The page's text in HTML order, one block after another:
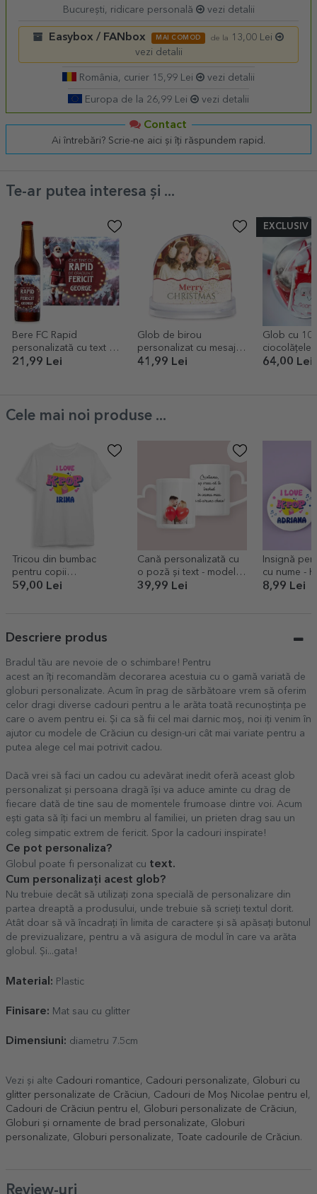
București, ridicare personală vezi detalii
Easybox / FANbox MAI COMOD de la
13,00 Lei
vezi detalii
România, curier 15,99 Lei vezi detalii
Europa de la 26,99 Lei vezi detalii
Contact
Ai întrebări? Scrie-ne aici și îți răspundem rapid.
Te-ar putea interesa și ...
Bere FC Rapid
personalizată cu text -
Bucuria Crăciunului
21,99 Lei
Glob de birou
personalizat cu mesaj și
2 poze - Crăciun Fericit!
41,99 Lei
EXCLUSIV
Glob cu 10
ciocolățele
64,00 Lei
Cele mai noi produse ...
Tricou din bumbac
pentru copii
personalizat cu text -
59,00 Lei
Cană personalizată cu
o poză și text - model
toartă în formă de inimă
39,99 Lei
Insignă
cu nume -
8,99 Lei
Descriere produs
Bradul tău are nevoie de o schimbare! Pentru
acest an îți recomandăm decorarea acestuia cu o gamă variată de
globuri personalizate. Acum în prag de sărbătoare vrem să oferim
celor dragi diverse cadouri pentru a le arăta toată recunoștința pe
care o avem pentru ei. Și ca să fii cel mai darnic moș, noi iți venim în
ajutor cu modele de Crăciun cu design-uri cât mai variate pentru a
putea alege cel mai potrivit cadou.
Dacă vrei să faci un cadou cu adevărat inedit oferă aceast glob
personalizat și persoana dragă își va aduce aminte cu drag de
fiecare dată de tine sau de momentele frumoase dintre voi. Acum
ești gata să îți faci un membru al familiei, un prieten drag sau un
coleg simpatic extrem de fericit. Spor la cadouri inspirate!
Ce pot personaliza?
Globul poate fi personalizat cu text.
Cum personalizați acest glob?
Nu trebuie decât să utilizați zona specială de personalizare din
partea dreaptă a produsului, unde trebuie să scrieți textul dorit.
Atât doar să vă încadrați în limita de caractere și să apăsați butonul
de previzualizare, pentru a vă asigura de modul în care va arăta
globul. Și...gata!
Material: Plastic
Finisare: Mat sau cu glitter
Dimensiuni: diametru 7.5cm
Vezi și alte Cadouri romantice Cadouri personalizate
Globuri cu
glitter personalizate de Crăciun
Cadouri de Moș Nicolae pentru el
Cadouri de Crăciun pentru el
Globuri personalizate de Crăciun
Globuri și ornamente de brad personalizate
Globuri
personalizate
Globuri personalizate Toate cadourile de Crăciun.
Review-uri